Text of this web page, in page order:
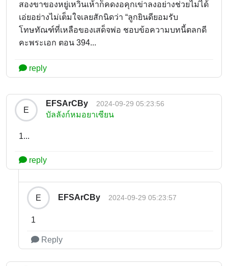
สองขาของหยู่เหวินเห้าก็คดงอคุกเข่าลงอย่างช่วยไม่ได้
เอ่ยอย่างไม่เต็มใจเลยสักนิดว่า “ลูกยินดียอมรับ
โทษทัณฑ์ที่เหลือของเสด็จพ่อ ชอบข้อความบทนี้ตลกดี
คะพระเอก ตอน 394...
reply
E
EFSArCBy 2024-09-29 05:23:56
บัลลังก์หมอยาเซียน
1...
reply
E EFSArCBy 2024-09-29 05:23:57
1
Reply